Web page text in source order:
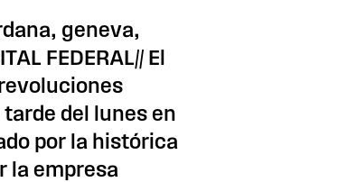
geneva,
FEDERAL// El
tarde del lunes en
por la histórica
la empresa